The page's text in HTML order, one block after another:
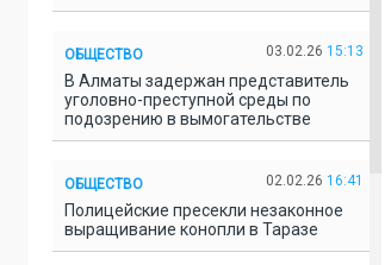
ОБЩЕСТВО 03.02.26 15:13
В Алматы задержан представитель
уголовно-преступной среды по
подозрению в вымогательстве
ОБЩЕСТВО 02.02.26 16:41
Полицейские пресекли незаконное
выращивание конопли в Таразе